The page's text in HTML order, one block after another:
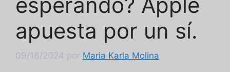
apuesta por un sí.
09/16/2024 por Maria Karla Molina